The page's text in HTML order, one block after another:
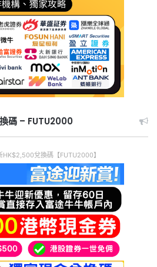
換碼 – FUTU2000
HK$2,500兌換碼【FUTU2000】